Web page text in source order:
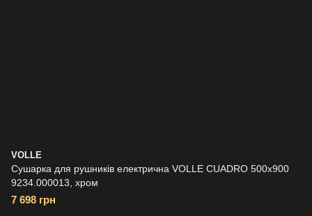
VOLLE
Сушарка для рушників електрична VOLLE CUADRO 500x900
9234.000013, хром
7 698 грн